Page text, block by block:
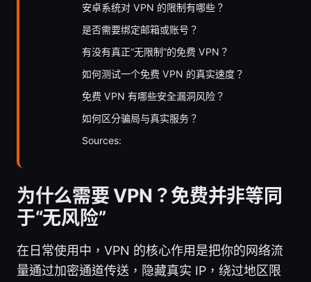
安卓系统对 VPN 的限制有哪些？
是否需要绑定邮箱或账号？
有没有真正“无限制”的免费 VPN？
如何测试一个免费 VPN 的真实速度？
免费 VPN 有哪些安全漏洞风险？
如何区分骗局与真实服务？
Sources:
为什么需要 VPN？免费并非等同
于“无风险”
在日常使用中，VPN 的核心作用是把你的网络流
量通过加密通道传送，隐藏真实 IP，绕过地区限